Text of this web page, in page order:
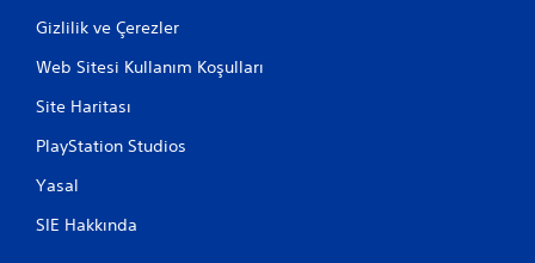
Gizlilik ve Çerezler
Web Sitesi Kullanım Koşulları
Site Haritası
PlayStation Studios
Yasal
SIE Hakkında